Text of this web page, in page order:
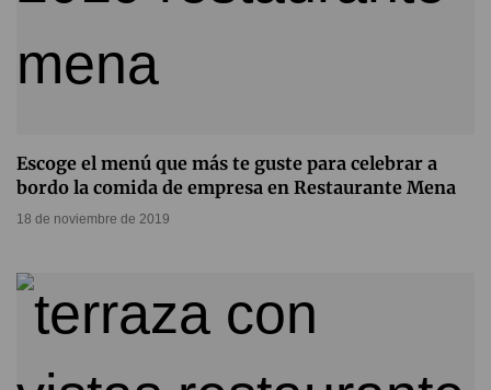
Escoge el menú que más te guste para celebrar a
bordo la comida de empresa en Restaurante Mena
18 de noviembre de 2019